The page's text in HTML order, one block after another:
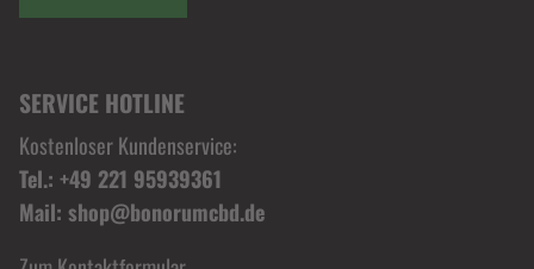
SERVICE HOTLINE
Kostenloser Kundenservice:
Tel.: +49 221 95939361
Mail: shop@bonorumcbd.de